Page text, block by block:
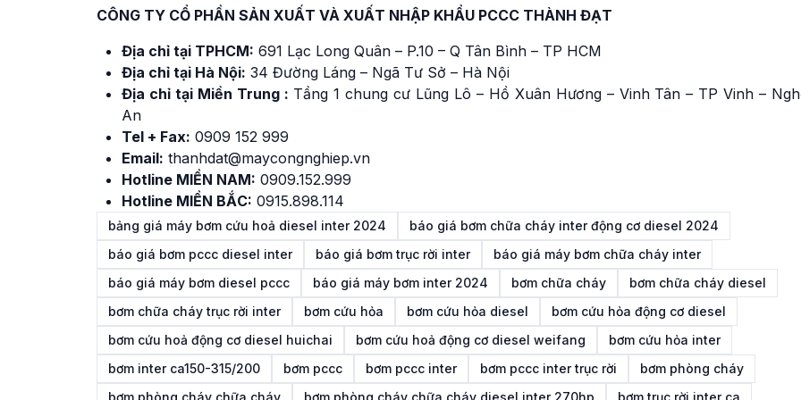
CÔNG TY CỔ PHẦN SẢN XUẤT VÀ XUẤT NHẬP KHẨU PCCC THÀNH ĐẠT
Địa chỉ tại TPHCM: 691 Lạc Long Quân – P.10 – Q Tân Bình – TP HCM
Địa chỉ tại Hà Nội: 34 Đường Láng – Ngã Tư Sở – Hà Nội
Địa chỉ tại Miền Trung : Tầng 1 chung cư Lũng Lô – Hồ Xuân Hương – Vinh Tân – TP Vinh –
An
Tel + Fax: 0909 152 999
Email: thanhdat@maycongnghiep.vn
Hotline MIỀN NAM: 0909.152.999
Hotline MIỀN BẮC: 0915.898.114
bảng giá máy bơm cứu hoả diesel inter 2024
báo giá bơm chữa cháy inter động cơ diesel 2024
báo giá bơm pccc diesel inter
báo giá bơm trục rời inter
báo giá máy bơm chữa cháy inter
báo giá máy bơm diesel pccc
báo giá máy bơm inter 2024 bơm chữa cháy
bơm chữa cháy diesel
bơm chữa cháy trục rời inter
bơm cứu hỏa bơm cứu hỏa diesel
bơm cứu hỏa động cơ diesel
bơm cứu hoả động cơ diesel huichai
bơm cứu hoả động cơ diesel weifang
bơm cứu hỏa inter
bơm inter ca150-315/200
bơm pccc bơm pccc inter bơm pccc inter trục rời
bơm phòng cháy
bơm phòng cháy chữa cháy
bơm phòng cháy chữa cháy diesel inter 270hp bơm trục rời inter ca